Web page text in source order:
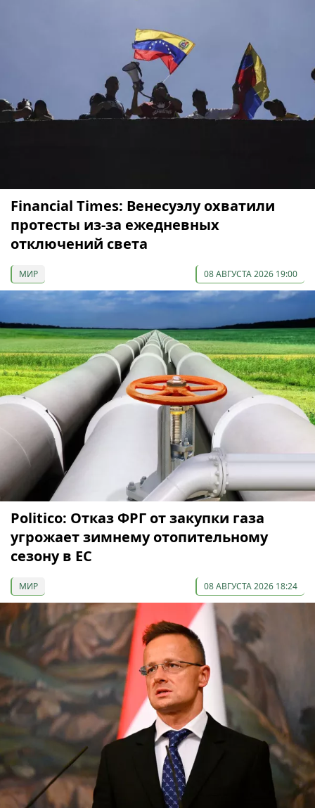
Financial Times: Венесуэлу охватили
протесты из-за ежедневных
отключений света
МИР 08 АВГУСТА 2026 19:00
Politico: Отказ ФРГ от закупки газа
угрожает зимнему отопительному
сезону в ЕС
МИР 08 АВГУСТА 2026 18:24